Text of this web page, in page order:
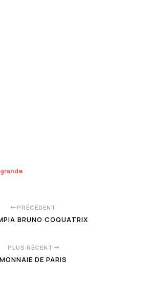
PRÉCÉDENT
BRUNO COQUATRIX
PLUS RÉCENT
MONNAIE DE PARIS